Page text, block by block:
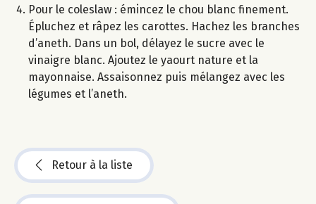
Pour le coleslaw : émincez le chou blanc finement.
Épluchez et râpez les carottes. Hachez les branches
d’aneth. Dans un bol, délayez le sucre avec le
vinaigre blanc. Ajoutez le yaourt nature et la
mayonnaise. Assaisonnez puis mélangez avec les
légumes et l’aneth.
Retour à la liste